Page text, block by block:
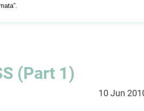
(Part 1)
10 Jun